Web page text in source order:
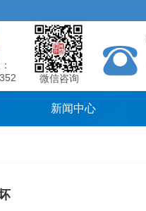
微信咨询
新闻中心